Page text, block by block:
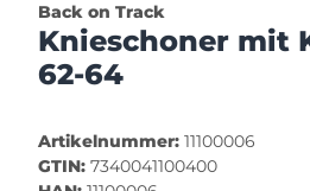
Back on Track
Knieschoner mit
62-64
Artikelnummer: 11100006
GTIN: 7340041100400